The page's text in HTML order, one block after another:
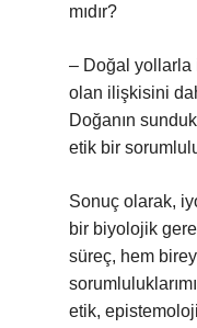
mıdır?
– Doğal yollarla
olan ilişkisini
Doğanın
etik bir
Sonuç olarak,
bir biyolojik
süreç, hem
etik,